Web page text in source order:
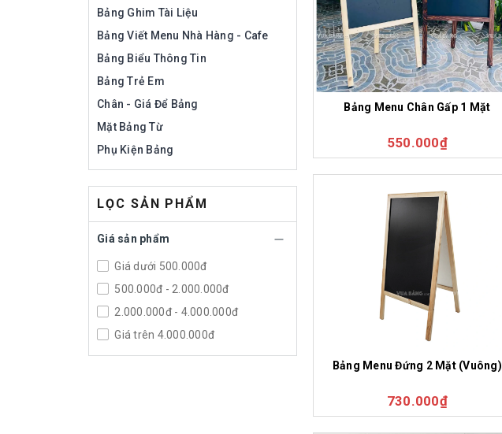
Bảng Ghim Tài Liệu
Bảng Viết Menu Nhà Hàng - Cafe
Bảng Biểu Thông Tin
Bảng Trẻ Em
Chân - Giá Để Bảng
Mặt Bảng Từ
Phụ Kiện Bảng
LỌC SẢN PHẨM
Giá sản phẩm
Giá dưới 500.000đ
500.000đ - 2.000.000đ
2.000.000đ - 4.000.000đ
Giá trên 4.000.000đ
Bảng Menu Chân Gấp 1 Mặt
550.000₫
Bảng Menu Đứng 2 Mặt (Vuông)
730.000₫